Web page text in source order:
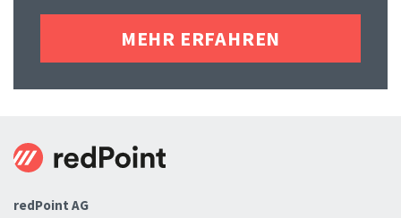
MEHR ERFAHREN
redPoint AG